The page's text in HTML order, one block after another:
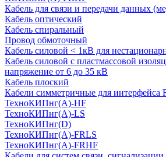
Кабель для связи и передачи данных
Кабель оптический
Кабель спиральный
Провод обмоточный
Кабель силовой < 1кВ для
Кабель силовой с пластмассовой
напряжение от 6 до 35 кВ
Кабель плоский
Кабели симметричные для интерфейса
ТеxноКИПнг(A)-HF
ТеxноКИПнг(A)-LS
ТеxноКИПнг(D)
ТехноКИПнг(A)-FRLS
ТехноКИПнг(A)-FRHF